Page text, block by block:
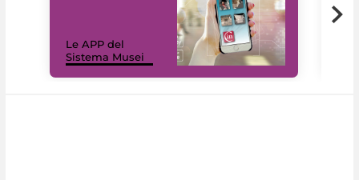
Le APP del
Sistema Musei